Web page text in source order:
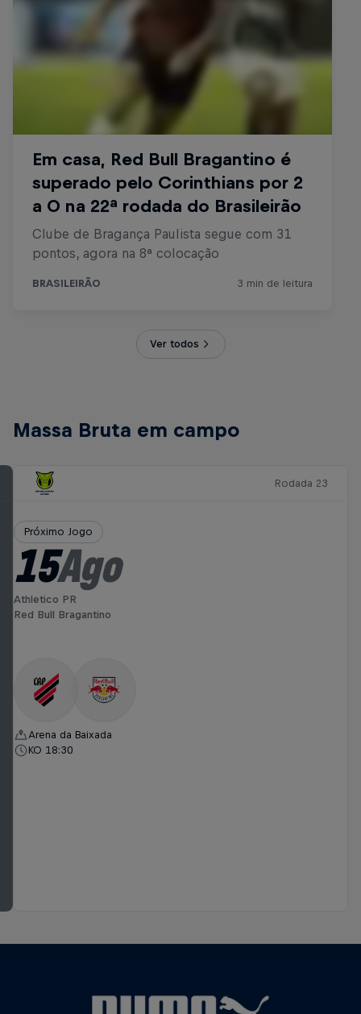
Ver todos
Massa Bruta em campo
Rodada 23
Próximo Jogo
15Ago
Athletico PR
Red Bull Bragantino
Arena da Baixada
KO 18:30